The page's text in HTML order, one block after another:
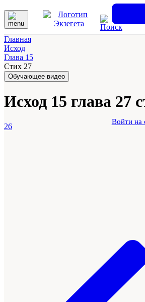
Войти на
Главная
Исход
Глава 15
Стих 27
Обучающее видео
Исход 15 глава 27
26